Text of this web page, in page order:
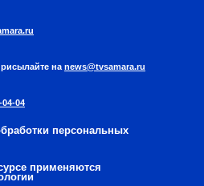
на news@tvsamara.ru
04-04
персональных
применяются